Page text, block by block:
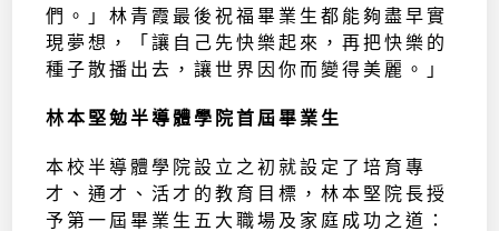
們。」林青霞最後祝福畢業生都能夠盡早實
現夢想，「讓自己先快樂起來，再把快樂的
種子散播出去，讓世界因你而變得美麗。」
林本堅勉半導體學院首屆畢業生
本校半導體學院設立之初就設定了培育專
才、通才、活才的教育目標，林本堅院長授
予第一屆畢業生五大職場及家庭成功之道：